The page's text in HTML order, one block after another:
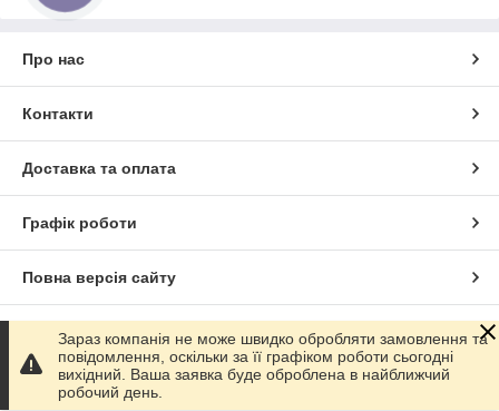
Про нас
Контакти
Доставка та оплата
Графік роботи
Повна версія сайту
Сайт створено на маркетплейсі Prom.ua
Політика конфіденційності
Зараз компанія не може швидко обробляти замовлення та
повідомлення, оскільки за її графіком роботи сьогодні
вихідний. Ваша заявка буде оброблена в найближчий
робочий день.